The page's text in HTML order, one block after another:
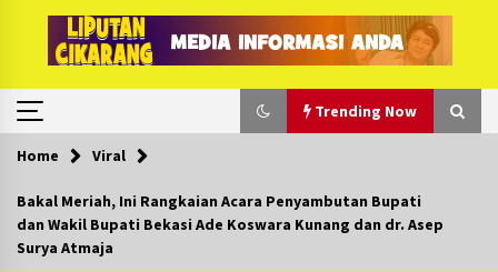
Trending Now
Trending Now
Posko Mudik Kosmi Jurpala 2026 Hadirkan
Home Viral
Bakal Meriah, Ini Rangkaian Acara Penyambutan Bupati
dan Wakil Bupati Bekasi Ade Koswara Kunang dan dr. Asep
Surya Atmaja